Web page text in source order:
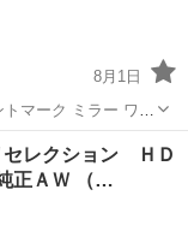
8月1日
マーク ミラー ワイ
セレクション ＨＤ
正ＡＷ （…